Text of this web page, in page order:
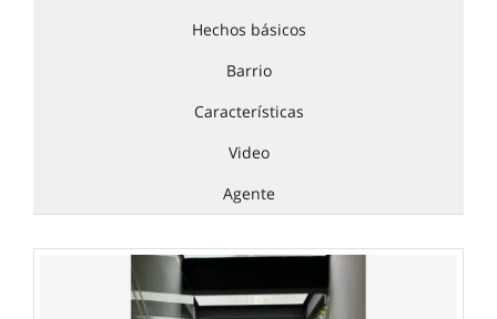
Hechos básicos
Barrio
Características
Video
Agente